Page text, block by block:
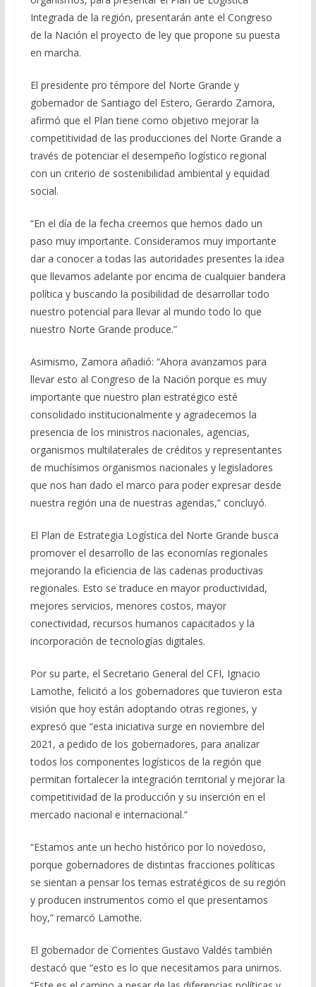
Integrada de la región, presentarán ante el Congreso
de la Nación el proyecto de ley que propone su puesta
en marcha.
El presidente pro témpore del Norte Grande y
gobernador de Santiago del Estero, Gerardo Zamora,
afirmó que el Plan tiene como objetivo mejorar la
competitividad de las producciones del Norte Grande a
través de potenciar el desempeño logístico regional
con un criterio de sostenibilidad ambiental y equidad
social.
“En el día de la fecha creemos que hemos dado un
paso muy importante. Consideramos muy importante
dar a conocer a todas las autoridades presentes la idea
que llevamos adelante por encima de cualquier bandera
política y buscando la posibilidad de desarrollar todo
nuestro potencial para llevar al mundo todo lo que
nuestro Norte Grande produce.”
Asimismo, Zamora añadió: “Ahora avanzamos para
llevar esto al Congreso de la Nación porque es muy
importante que nuestro plan estratégico esté
consolidado institucionalmente y agradecemos la
presencia de los ministros nacionales, agencias,
organismos multilaterales de créditos y representantes
de muchísimos organismos nacionales y legisladores
que nos han dado el marco para poder expresar desde
nuestra región una de nuestras agendas,” concluyó.
El Plan de Estrategia Logística del Norte Grande busca
promover el desarrollo de las economías regionales
mejorando la eficiencia de las cadenas productivas
regionales. Esto se traduce en mayor productividad,
mejores servicios, menores costos, mayor
conectividad, recursos humanos capacitados y la
incorporación de tecnologías digitales.
Por su parte, el Secretario General del CFI, Ignacio
Lamothe, felicitó a los gobernadores que tuvieron esta
visión que hoy están adoptando otras regiones, y
expresó que “esta iniciativa surge en noviembre del
2021, a pedido de los gobernadores, para analizar
todos los componentes logísticos de la región que
permitan fortalecer la integración territorial y mejorar la
competitividad de la producción y su inserción en el
mercado nacional e internacional.”
“Estamos ante un hecho histórico por lo novedoso,
porque gobernadores de distintas fracciones políticas
se sientan a pensar los temas estratégicos de su región
y producen instrumentos como el que presentamos
hoy,” remarcó Lamothe.
El gobernador de Corrientes Gustavo Valdés también
destacó que “esto es lo que necesitamos para unirnos.